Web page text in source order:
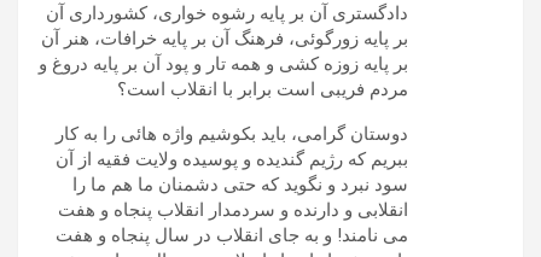
دادگستری آن بر پایه رشوه خواری، کشورداری آن
بر پایه زورگوئی، فرهنگ آن بر پایه خرافات، هنر آن
بر پایه زوزه کشی و همه تار و پود آن بر پایه دروغ و
مردم فریبی است برابر با انقلاب است؟
دوستان گرامی، باید بکوشیم واژه هائی را به کار
ببریم که رژیم گندیده و پوسیده ولایت فقیه از آن
سود نبرد و نگوید که حتی دشمنان ما هم ما را
انقلابی و دارنده و سردمدار انقلاب پنجاه و هفت
می نامند! و به جای انقلاب در سال پنجاه و هفت